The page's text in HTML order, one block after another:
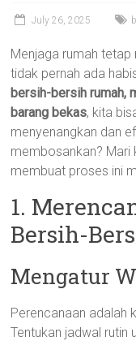
July 26, 2025
Menjaga rumah tetap
tidak pernah ada
bersih-bersih rumah,
barang bekas, kita
menyenangkan dan
membosankan? Mari
membuat proses ini
1.
Bersih-
Mengatur
Perencanaan adalah
Tentukan jadwal rutin